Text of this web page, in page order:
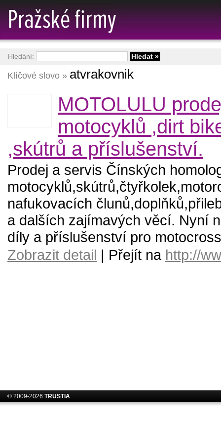
Klíčové slovo » atvrakovnik
MOTOLULU
motocyklů ,dirt
,skútrů a příslušenství.
Prodej a servis Čínských
nafukovacích
a dalších zajímavých věcí. Nyní
díly a příslušenství pro
Zobrazit detail | Přejít na http://
Hledání:
© 2009-2026 TRUSTIA